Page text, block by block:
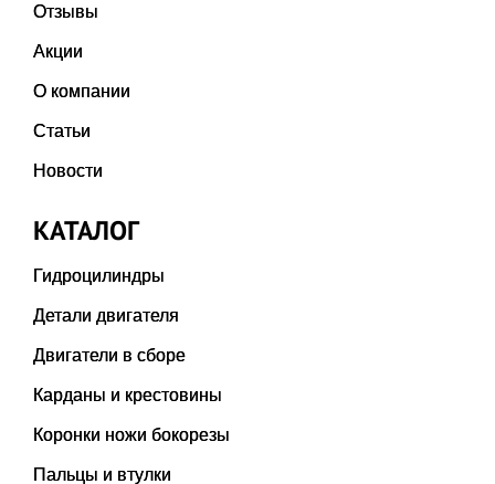
Отзывы
Акции
О компании
Статьи
Новости
КАТАЛОГ
Гидроцилиндры
Детали двигателя
Двигатели в сборе
Карданы и крестовины
Коронки ножи бокорезы
Пальцы и втулки